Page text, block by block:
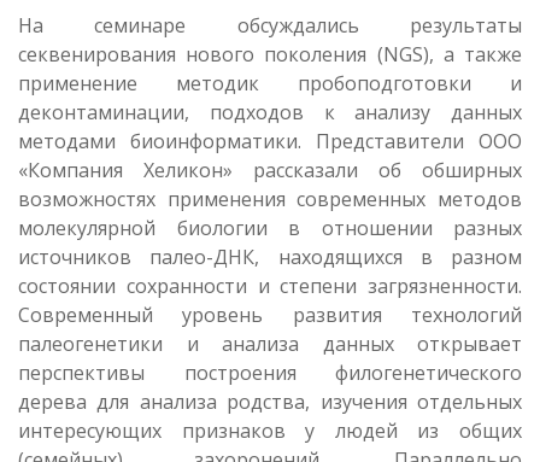
На семинаре обсуждались результаты
секвенирования нового поколения (NGS), а также
применение методик пробоподготовки и
деконтаминации, подходов к анализу данных
методами биоинформатики. Представители ООО
«Компания Хеликон» рассказали об обширных
возможностях применения современных методов
молекулярной биологии в отношении разных
источников палео-ДНК, находящихся в разном
состоянии сохранности и степени загрязненности.
Современный уровень развития технологий
палеогенетики и анализа данных открывает
перспективы построения филогенетического
дерева для анализа родства, изучения отдельных
интересующих признаков у людей из общих